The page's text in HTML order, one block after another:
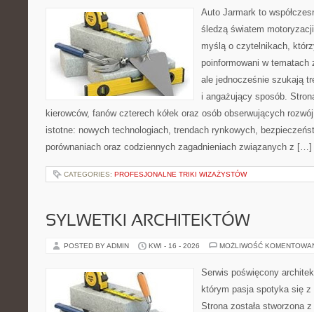
Auto Jarmark to
śledzą światem
myślą o czytelnikach,
poinformowani w
ale jednocześnie szukają
i angażujący sposób.
kierowców, fanów czterech kółek oraz osób obserwujących
istotne: nowych technologiach, trendach rynkowych,
porównaniach oraz codziennych zagadnieniach związanych z […]
CATEGORIES: PROFESJONALNE TRIKI WIZAŻYSTÓW
SYLWETKI ARCHITEKTÓW
POSTED BY ADMIN KWI - 16 - 2026 MOŻLIWOŚĆ
Serwis poświęcony
którym pasja spotyka się
Strona została stworzona